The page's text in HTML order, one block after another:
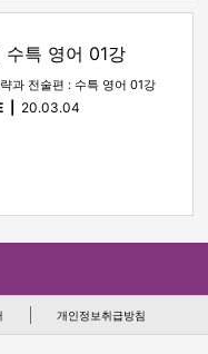
특 영어 01강
과 전술편 : 수특 영어 01강
20.03.04
개인정보취급방침